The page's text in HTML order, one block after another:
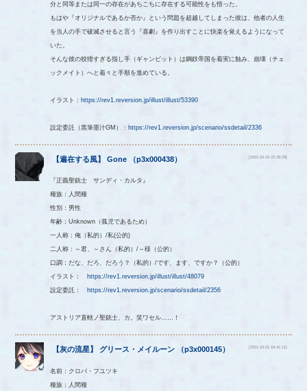
分と同等または同一の存在があちこちに存在する可能性をも悟った。
もはや『オリジナルであるか否か』という問題を超越してしまった彼は、他者の人生
を当人の手で破滅させると言う『喜劇』を作り出すことに快楽を覚えるようになって
いた。
そんな彼の狡猾すぎる指し手（ギャンビット）は鋼鉄帝国を着実に蝕み、崩壊（チェ
ックメイト）へと着々と手順を進めている。
イラスト： https://rev1.reversion.jp/illust/illust/53390
設定委託（黒筆墨汁GM）： https://rev1.reversion.jp/scenario/ssdetail/2336
【遍在する風】Gone （p3x000438） [2021-10-19 22:39:29]
『正義聖銃士 サンディ・カルタ』
種族：人間種
性別：男性
年齢：Unknown（孤児であるため）
一人称：俺（私的）/私(公的)
二人称：～君、～さん（私的）/～様（公的）
口調：だな、だろ、だろう？（私的）/です、ます、ですか？（公的）
イラスト： https://rev1.reversion.jp/illust/illust/48079
設定委託： https://rev1.reversion.jp/scenario/ssdetail/2356
アストリア直轄ノ聖銃士、カ。笑ワセル……！
【灰の流星】 グリース・メイルーン （p3x000145） [2021-10-21 19:41:11]
名前：クロバ・フユツキ
種族：人間種